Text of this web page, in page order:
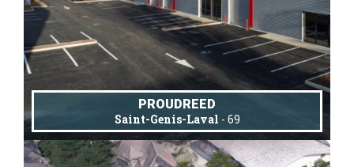
PROUDREED
Saint-Genis-Laval - 69